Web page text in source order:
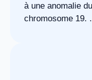
à une anomalie
chromosome 19.